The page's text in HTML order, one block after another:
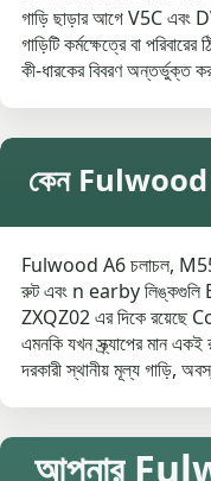
গাড়ি ছাড়ার আগে V5C এবং
গাড়িটি কর্মক্ষেত্রে বা
কী-ধারকের বিবরণ অন্তর্ভুক্ত
কেন Fulwood
Fulwood A6 চলাচল, M55
রুট এবং n earby
ZXQZ02 এর দিকে রয়েছে
এমনকি যখন স্ক্র্যাপের মান
দরকারী স্থানীয় মূল্য গাড়ি,
আপনার